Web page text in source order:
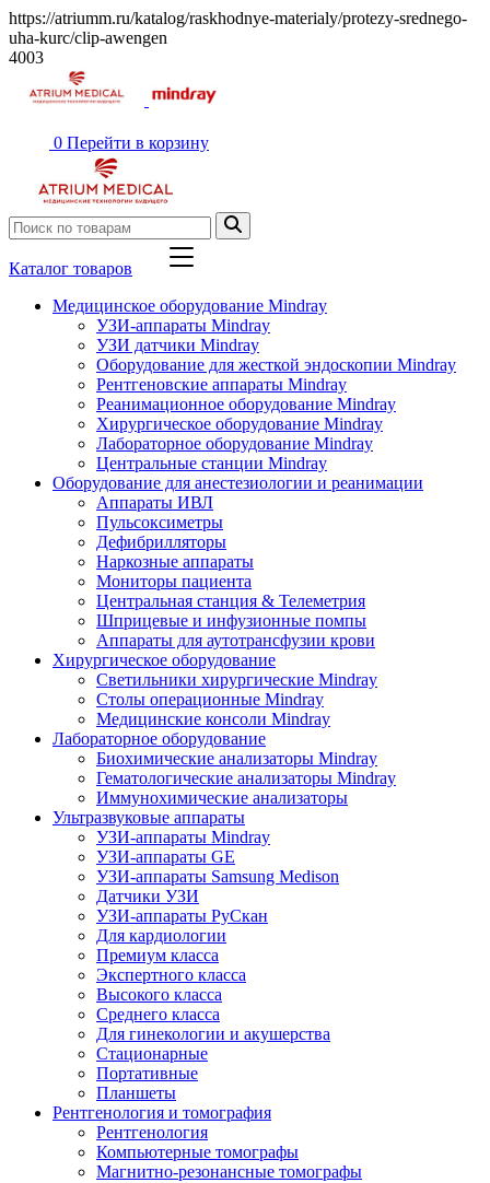
https://atriumm.ru/katalog/raskhodnye-materialy/protezy-srednego-
uha-kurc/clip-awengen
4003
0 Перейти в корзину
Каталог товаров
Медицинское оборудование Mindray
УЗИ-аппараты Mindray
УЗИ датчики Mindray
Оборудование для жесткой эндоскопии Mindray
Рентгеновские аппараты Mindray
Реанимационное оборудование Mindray
Хирургическое оборудование Mindray
Лабораторное оборудование Mindray
Центральные станции Mindray
Оборудование для анестезиологии и реанимации
Аппараты ИВЛ
Пульсоксиметры
Дефибрилляторы
Наркозные аппараты
Мониторы пациента
Центральная станция & Телеметрия
Шприцевые и инфузионные помпы
Аппараты для аутотрансфузии крови
Хирургическое оборудование
Светильники хирургические Mindray
Столы операционные Mindray
Медицинские консоли Mindray
Лабораторное оборудование
Биохимические анализаторы Mindray
Гематологические анализаторы Mindray
Иммунохимические анализаторы
Ультразвуковые аппараты
УЗИ-аппараты Mindray
УЗИ-аппараты GE
УЗИ-аппараты Samsung Medison
Датчики УЗИ
УЗИ-аппараты РуСкан
Для кардиологии
Премиум класса
Экспертного класса
Высокого класса
Среднего класса
Для гинекологии и акушерства
Стационарные
Портативные
Планшеты
Рентгенология и томография
Рентгенология
Компьютерные томографы
Магнитно-резонансные томографы